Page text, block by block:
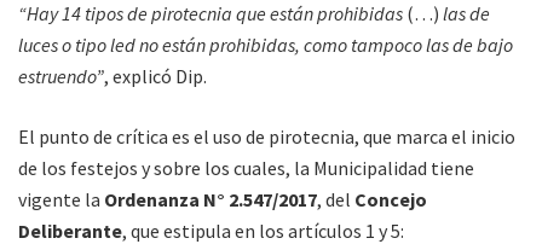
“Hay 14 tipos de pirotecnia que están prohibidas (…) las de
luces o tipo led no están prohibidas, como tampoco las de bajo
estruendo”, explicó Dip.
El punto de crítica es el uso de pirotecnia, que marca el inicio
de los festejos y sobre los cuales, la Municipalidad tiene
vigente la Ordenanza N° 2.547/2017, del Concejo
Deliberante, que estipula en los artículos 1 y 5: